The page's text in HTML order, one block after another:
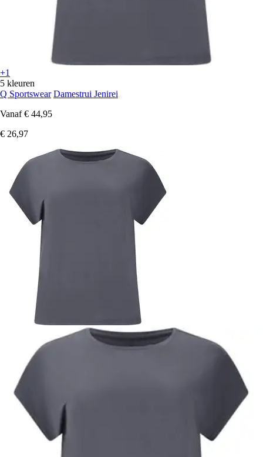
+1
5 kleuren
Q Sportswear Damestrui Jenirei
Vanaf € 44,95
€ 26,97